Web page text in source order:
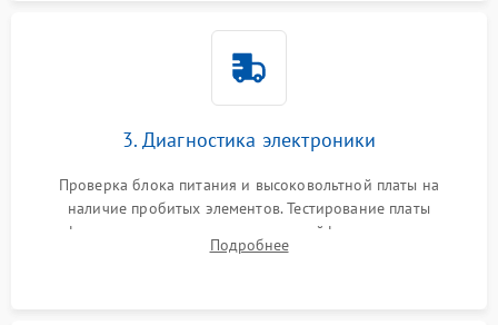
3. Диагностика электроники
Проверка блока питания и высоковольтной платы на
наличие пробитых элементов. Тестирование платы
форматирования, целостности шлейфов, контактов
картриджа и оптопар (датчиков прохождения и наличия
Подробнее